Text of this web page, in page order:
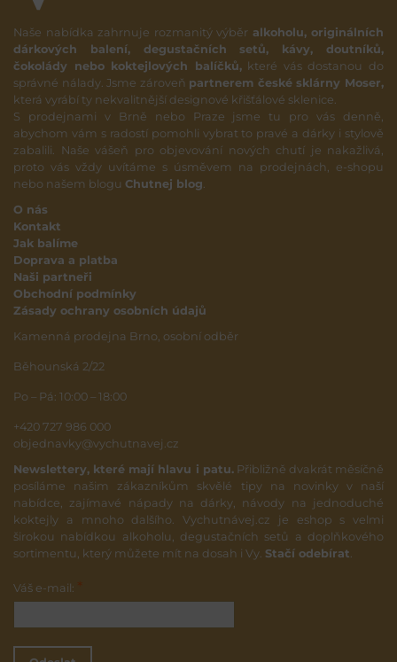
Naše nabídka zahrnuje rozmanitý výběr alkoholu, originálních
dárkových balení, degustačních setů, kávy, doutníků,
čokolády nebo koktejlových balíčků,které vás dostanou do
správné nálady. Jsme zároveň partnerem české sklárny Moser,
která vyrábí ty nekvalitnější designové křišťálové sklenice.
S prodejnami v Brně nebo Praze jsme tu pro vás denně,
abychom vám s radostí pomohli vybrat to pravé a dárky i stylově
zabalili. Naše vášeň pro objevování nových chutí je nakažlivá,
proto vás vždy uvítáme s úsměvem na prodejnách, e-shopu
nebo našem blogu Chutnej blog
O nás
Kontakt
Jak balíme
Doprava a platba
Naši partneři
Obchodní podmínky
Zásady ochrany osobních údajů
Kamenná prodejna Brno, osobní odběr
Běhounská 2/22
Po – Pá: 10:00 – 18:00
+420 727 986 000
objednavky@vychutnavej.cz
Newslettery, které mají hlavu i patu.Přibližně dvakrát měsíčně
posíláme našim zákazníkům skvělé tipy na novinky v naší
nabídce, zajímavé nápady na dárky, návody na jednoduché
koktejly a mnoho dalšího. Vychutnávej.cz je eshop s velmi
širokou nabídkou alkoholu, degustačních setů a doplňkového
sortimentu, který můžete mít na dosah i Vy. Stačí odebírat
Váš e-mail: